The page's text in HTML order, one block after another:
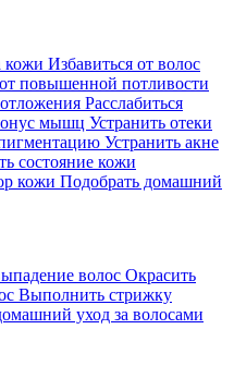
кожи Избавиться от волос
повышенной потливости
Расслабиться
мышц Устранить отеки
Устранить акне
состояние кожи
кожи Подобрать домашний
волос Окрасить
Выполнить стрижку
уход за волосами